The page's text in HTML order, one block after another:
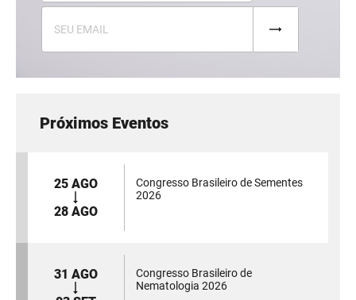
Próximos Eventos
25 AGO
28 AGO
Congresso Brasileiro de Sementes
2026
31 AGO
Congresso Brasileiro de
Nematologia 2026